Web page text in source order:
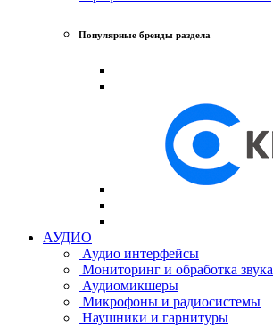
Популярные бренды раздела
АУДИО
Аудио интерфейсы
Мониторинг и обработка звука
Аудиомикшеры
Микрофоны и радиосистемы
Наушники и гарнитуры